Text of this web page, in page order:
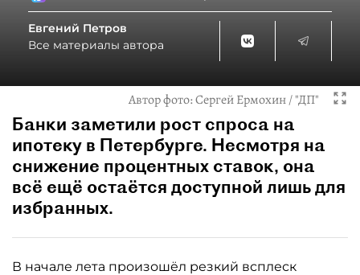
Евгений Петров
Все материалы автора
Автор фото:Сергей Ермохин / "ДП"
Банки заметили рост спроса на
ипотеку в Петербурге. Несмотря на
снижение процентных ставок, она
всё ещё остаётся доступной лишь для
избранных.
В начале лета произошёл резкий всплеск